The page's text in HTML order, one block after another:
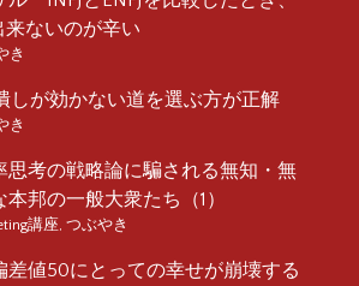
来ないのが辛い
き
しが効かない道を選ぶ方が正解
き
思考の戦略論に騙される無知・無
邦の一般大衆たち（1）
講座, つぶやき
差値50にとっての幸せが崩壊する